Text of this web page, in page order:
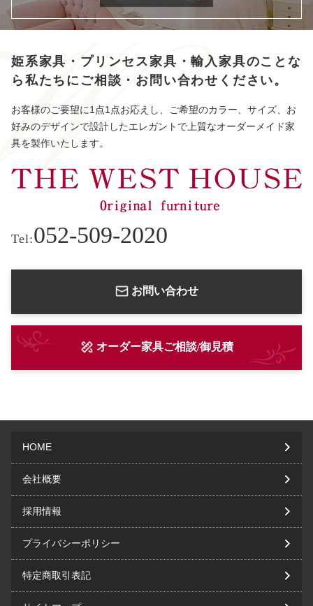
姫系家具・プリンセス家具・輸入家具のことな
ら 私たちにご相談・お問い合わせください。
お客様のご要望に1点1点お応えし、ご希望のカラー、サイズ、お
好みのデザインで設計したエレガントで上質なオーダーメイド家
具を製作いたします。
Tel:052-509-2020
お問い合わせ
オーダー家具ご相談/御見積
HOME
会社概要
採用情報
プライバシーポリシー
特定商取引表記